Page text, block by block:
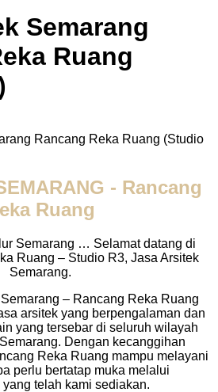
Semarang
Ruang
Rancang Reka Ruang (Studio
- Rancang
Ruang
Semarang … Selamat datang di
Ruang – Studio R3, Jasa Arsitek
Semarang.
– Rancang Reka Ruang
arsitek yang berpengalaman dan
yang tersebar di seluruh wilayah
Dengan kecanggihan
Reka Ruang mampu melayani
perlu bertatap muka melalui
telah kami sediakan.